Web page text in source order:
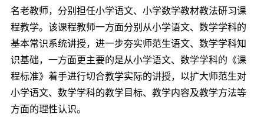
名老教师，分别担任小学语文、小学数学教材教法研习课
程教学。该课程教师一方面分别从小学语文、数学学科的
基本常识系统讲授，进一步夯实师范生语文、数学学科知
识基础，一方面更主要的是从小学语文、数学学科的《课
程标准》着手进行切合教学实际的讲授，以扩大师范生对
小学语文、数学学科的教学目标、教学内容及教学方法等
方面的理性认识。